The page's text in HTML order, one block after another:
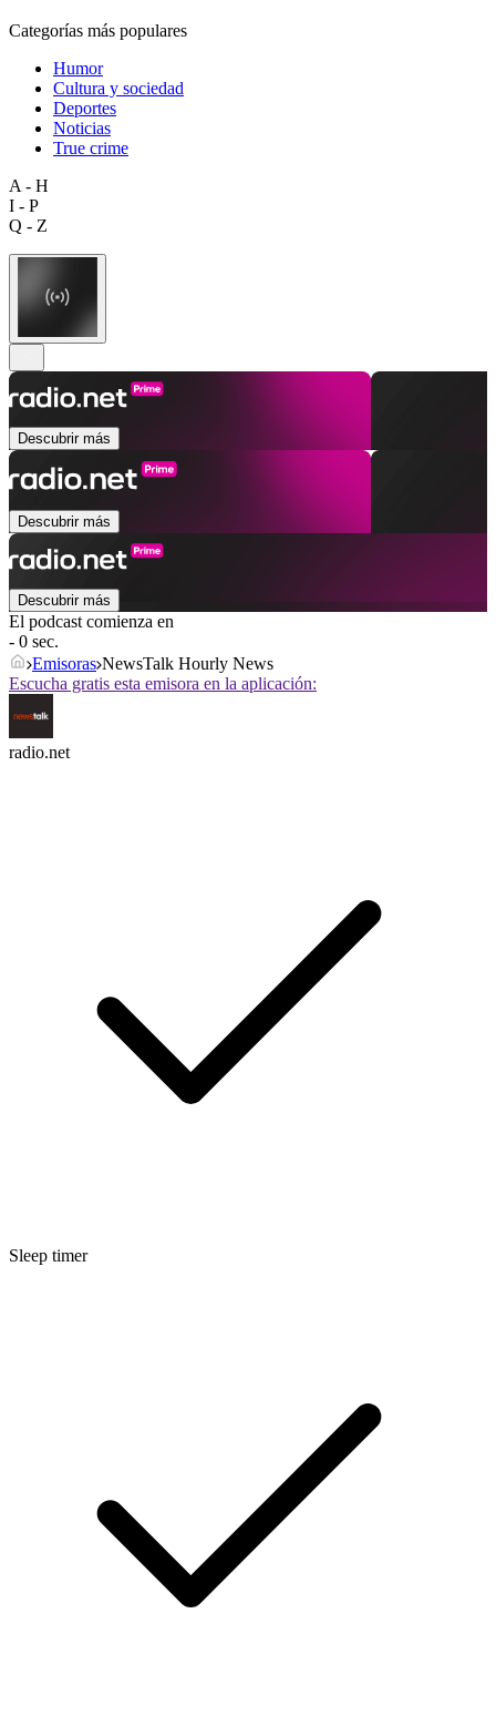
Categorías más populares
Humor
Cultura y sociedad
Deportes
Noticias
True crime
A - H
I - P
Q - Z
Descubrir más
Descubrir más
Descubrir más
El podcast comienza en
- 0 sec.
Emisoras NewsTalk Hourly News
Escucha gratis esta emisora en la aplicación:
radio.net
Sleep timer